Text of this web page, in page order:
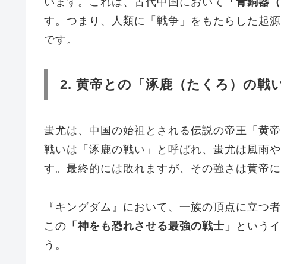
す。つまり、人類に「戦争」をもたらした起
です。
2. 黄帝との「涿鹿（たくろ）の戦い
蚩尤は、中国の始祖とされる伝説の帝王「黄
戦いは「涿鹿の戦い」と呼ばれ、蚩尤は風雨
す。最終的には敗れますが、その強さは黄帝
『キングダム』において、一族の頂点に立つ
この 「神をも恐れさせる最強の戦士」
という
う。